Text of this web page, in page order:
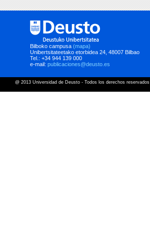
Bilboko campusa (mapa)
Unibertsitateetako etorbidea 24, 48007 Bilbao
Tel.: +34 944 139 000
e-mail: publicaciones@deusto.es
@ 2013 Universidad de Deusto - Todos los derechos reservados